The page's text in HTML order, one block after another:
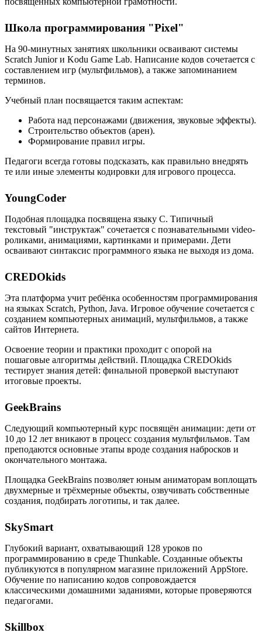
Школа программирования "Pixel"
На 90-минутных занятиях школьники осваивают системы
Scratch Junior и Kodu Game Lab. Написание кодов сочетается с
составлением игр (мультфильмов), а также запоминанием
терминов.
Учебный план посвящается таким аспектам:
Работа над персонажами (движения, звуковые эффекты).
Строительство объектов (арен).
Формирование правил игры.
Педагоги всегда готовы подсказать, как правильно внедрять
те или иные элементы кодировки для игрового процесса.
YoungCoder
Подобная площадка посвящена языку C. Типичный
текстовый "инструктаж" сочетается с познавательными video-
роликами, анимациями, картинками и примерами. Дети
осваивают синтаксис программного языка не выходя из дома.
CREDOkids
Эта платформа учит ребёнка особенностям программирования
на языках Scratch, Python, Java. Игровое обучение сочетается с
созданием компьютерных анимаций, мультфильмов, а также
сайтов Интернета.
Освоение теории и практики проходит с опорой на
пошаговые алгоритмы действий. Площадка CREDOkids
тестирует знания детей: финальной проверкой выступают
итоговые проекты.
GeekBrains
Следующий компьютерный курс посвящён анимации: дети от
10 до 12 лет вникают в процесс создания мультфильмов. Там
преподаются основные этапы вроде создания набросков и
окончательного монтажа.
Площадка GeekBrains позволяет юным аниматорам воплощать
двухмерные и трёхмерные объекты, озвучивать собственные
создания, подбирать логотипы, и так далее.
SkySmart
Глубокий вариант, охватывающий 128 уроков по
программированию в среде Thunkable. Созданные объекты
публикуются в популярном магазине приложений AppStore.
Обучение по написанию кодов сопровождается
классическими домашними заданиями, которые проверяются
педагогами.
Skillbox